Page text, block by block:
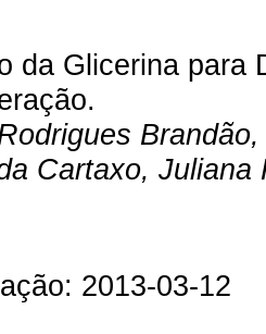
da Glicerina para
Cartaxo,
2013-03-12